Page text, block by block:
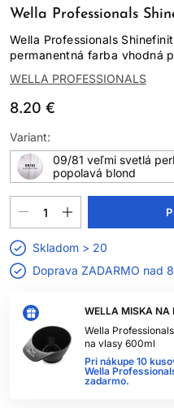
Wella Professionals
Wella Professionals
permanentná farba vhodná
WELLA PROFESSIONALS
8.20 €
WELLA MISKA NA
Wella
na vlasy 600ml
Pri nákupe 10
Wella
zadarmo.
Variant:
09/81 veľmi svetlá
popolavá blond
Skladom > 20
Doprava ZADARMO nad